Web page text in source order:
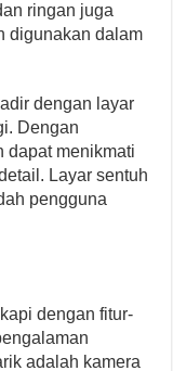
ringan juga
digunakan dalam
dengan layar
Dengan
dapat menikmati
Layar sentuh
pengguna
dengan fitur-
adalah kamera